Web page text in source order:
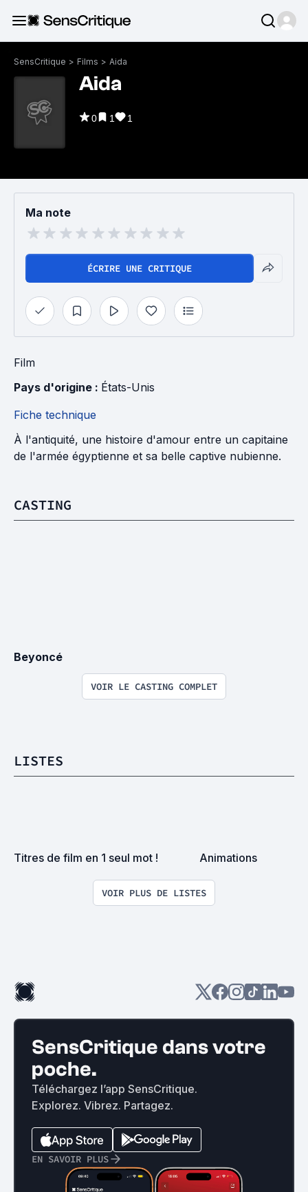
SensCritique > Films > Aida
Aida
0 1 1
Ma note
ÉCRIRE UNE CRITIQUE
Film
Pays d'origine : États-Unis
Fiche technique
À l'antiquité, une histoire d'amour entre un capitaine
de l'armée égyptienne et sa belle captive nubienne.
CASTING
Beyoncé
VOIR LE CASTING COMPLET
LISTES
Titres de film en 1 seul mot ! Animations
VOIR PLUS DE LISTES
SensCritique dans votre
poche.
Téléchargez l’app SensCritique.
Explorez. Vibrez. Partagez.
EN SAVOIR PLUS